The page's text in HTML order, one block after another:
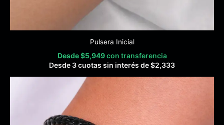
Pulsera Inicial
Desde$5,949 con transferencia
Desde 3 cuotas sin interés de$2,333